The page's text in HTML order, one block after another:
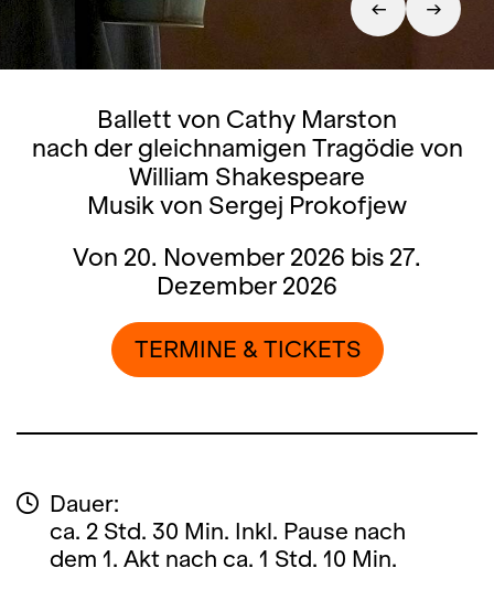
Ballett von Cathy Marston
nach der gleichnamigen Tragödie von
William Shakespeare
Musik von Sergej Prokofjew
Von 20. November 2026 bis 27.
Dezember 2026
TERMINE & TICKETS
Dauer:
ca. 2 Std. 30 Min. Inkl. Pause nach
dem 1. Akt nach ca. 1 Std. 10 Min.